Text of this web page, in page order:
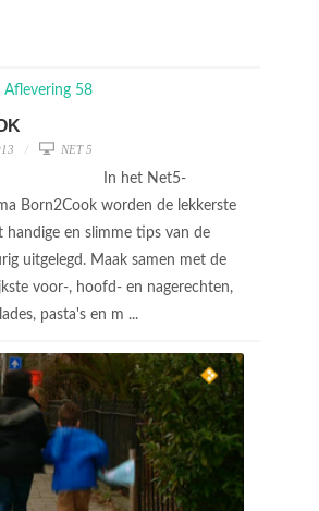
NET 5
In het Net5-
Born2Cook worden de lekkerste
handige en slimme tips van de
uitgelegd. Maak samen met de
voor-, hoofd- en nagerechten,
pasta's en m ...